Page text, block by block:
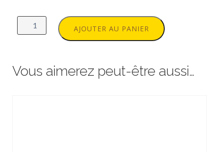
quantité
"Aux
Arts,
AJOUTER AU PANIER
Vous aimerez peut-être aussi…